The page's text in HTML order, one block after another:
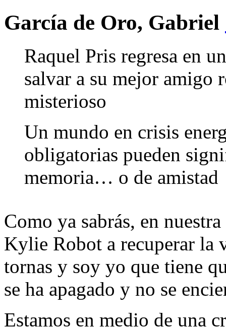
García de Oro, Gabriel
Raquel Pris regresa en
salvar a su mejor amigo
misterioso
Un mundo en crisis
obligatorias pueden
memoria… o de amistad
Como ya sabrás, en
Kylie Robot a recuperar la
tornas y soy yo que tiene
se ha apagado y no se
Estamos en medio de una